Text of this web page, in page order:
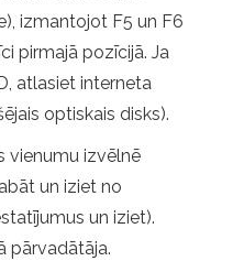
izmantojot F5 un F6
pirmajā pozīcijā. Ja
atlasiet interneta
optiskais disks).
vienumu izvēlnē
un iziet no
un iziet).
pārvadātāja.